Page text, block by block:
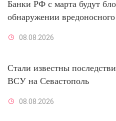
Банки РФ с марта будут
обнаружении
08.08.2026
Стали известны
ВСУ на Севастополь
08.08.2026